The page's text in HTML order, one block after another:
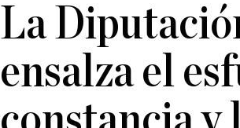
La
ensalza el